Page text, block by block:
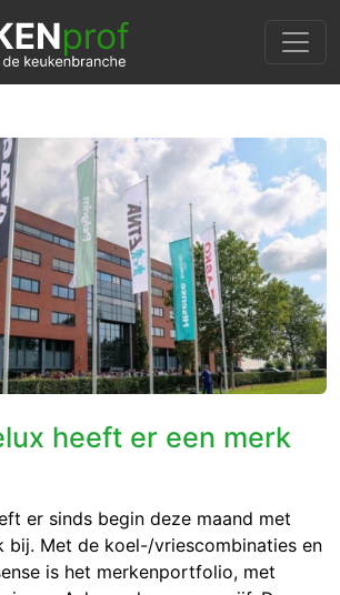
heeft er een merk
er sinds begin deze maand met
bij. Met de koel-/vriescombinaties en
is het merkenportfolio, met